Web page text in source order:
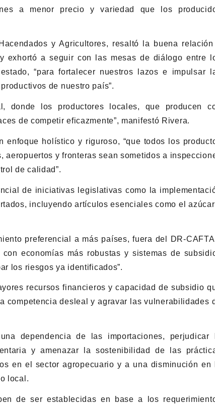
a menor precio y variedad que los
y Agricultores, resaltó la buena
exhortó a seguir con las mesas de diálogo entre
“para fortalecer nuestros lazos e impulsar
de nuestro país”.
donde los productores locales, que producen
de competir eficazmente”, manifestó Rivera.
enfoque holístico y riguroso, “que todos los
y fronteras sean sometidos a
de calidad”.
de iniciativas legislativas como la
incluyendo artículos esenciales como el
preferencial a más países, fuera del DR-
economías más robustas y sistemas de
los riesgos ya identificados”.
recursos financieros y capacidad de subsidio
competencia desleal y agravar las vulnerabilidades
dependencia de las importaciones, perjudicar
y amenazar la sostenibilidad de las
en el sector agropecuario y a una disminución en
local.
de ser establecidas en base a los